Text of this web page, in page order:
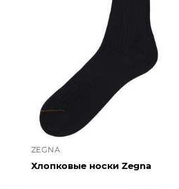
ZEGNA
Хлопковые носки Zegna